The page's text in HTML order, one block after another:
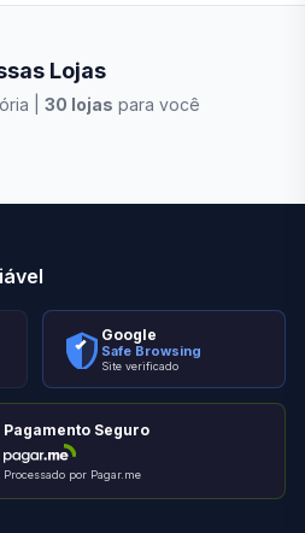
Lojas
| 30 lojas para você
Google
Safe Browsing
Site verificado
Pagamento Seguro
Processado por Pagar.me